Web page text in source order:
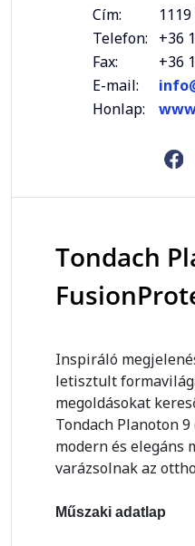
Cím:
Telefon:
+36
Fax:
+36
E-mail:
Honlap:
Tondach
Inspiráló
letisztult
megoldásokat
Tondach Planoton
modern és elegáns
varázsolnak az
Műszaki adatlap